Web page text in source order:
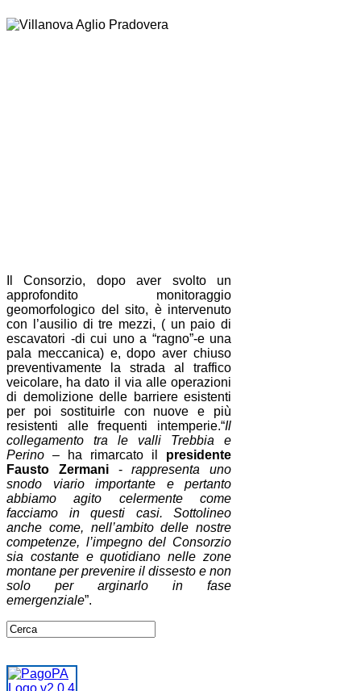
Il Consorzio, dopo aver svolto un
approfondito monitoraggio
geomorfologico del sito, è intervenuto
con l’ausilio di tre mezzi, ( un paio di
escavatori -di cui uno a “ragno”-e una
pala meccanica) e, dopo aver chiuso
preventivamente la strada al traffico
veicolare, ha dato il via alle operazioni
di demolizione delle barriere esistenti
per poi sostituirle con nuove e più
resistenti alle frequenti intemperie.“Il
collegamento tra le valli Trebbia e
Perino – ha rimarcato il presidente
Fausto Zermani -rappresenta uno
snodo viario importante e pertanto
abbiamo agito celermente come
facciamo in questi casi. Sottolineo
anche come, nell’ambito delle nostre
competenze, l’impegno del Consorzio
sia costante e quotidiano nelle zone
montane per prevenire il dissesto e non
solo per arginarlo in fase
emergenziale”.